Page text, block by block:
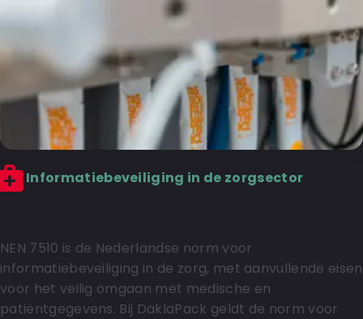
Informatiebeveiliging in de zorgsector
NEN 7510 is de Nederlandse norm voor
informatiebeveiliging in de zorg, met aanvullende eisen
voor het veilig omgaan met medische en
patiëntgegevens. Bij DaklaPack geldt de norm voor